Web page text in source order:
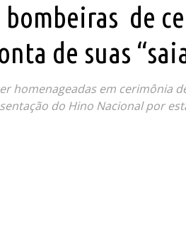
bombeiras de
de suas
homenageadas em cerimônia
do Hino Nacional por